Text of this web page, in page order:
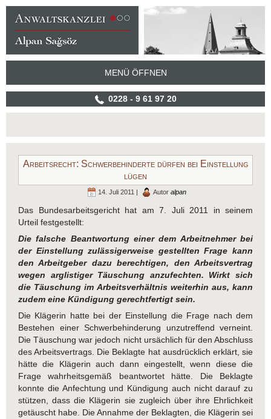
MENÜ ÖFFNEN
0228 - 9 61 97 20
Arbeitsrecht: Schwerbehinderte dürfen bei Einstellung
lügen
14. Juli 2011 | Autor alpan
Das Bundesarbeitsgericht hat am 7. Juli 2011 in seinem
Urteil festgestellt:
Die falsche Beantwortung einer dem Arbeitnehmer bei
der Einstellung zulässigerweise gestellten Frage kann
den Arbeitgeber dazu berechtigen, den Arbeitsvertrag
wegen arglistiger Täuschung anzufechten. Wirkt sich
die Täuschung im Arbeitsverhältnis weiterhin aus, kann
zudem eine Kündigung gerechtfertigt sein.
Die Klägerin hatte bei der Einstellung die Frage nach dem
Bestehen einer Schwerbehinderung unzutreffend verneint.
Die Täuschung war jedoch nicht ursächlich für den Abschluss
des Arbeitsvertrags. Die Beklagte hat ausdrücklich erklärt, sie
hätte die Klägerin auch dann eingestellt, wenn diese die
Frage wahrheitsgemäß beantwortet hätte. Die Beklagte
konnte die Anfechtung und Kündigung auch nicht darauf zu
stützen, dass die Klägerin sie zugleich über ihre Ehrlichkeit
getäuscht habe. Die Annahme der Beklagten, die Klägerin sei